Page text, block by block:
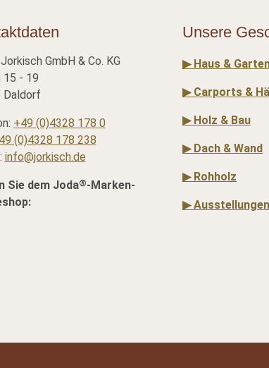
GmbH & Co. KG
15 - 19
Daldorf
+49 (0)4328 178 0
(0)4328 178 238
info@jorkisch.de
Sie dem Joda®-Marken-
Unsere
▶ Haus &
▶ Carports &
▶ Holz & Bau
▶ Dach & Wand
▶ Rohholz
▶ Ausstellungen